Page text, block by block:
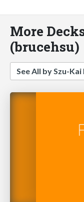
More
(brucehsu)
See All by Szu-